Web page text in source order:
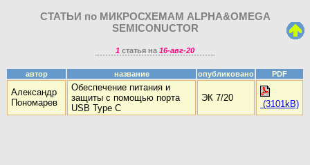
СТАТЬИ по МИКРОСХЕМАМ ALPHA&OMEGA
SEMICONUCTOR
1статья на 16-авг-20
автор название опубликовано PDF
Александр
Пономарев
Обеспечение питания и
защиты с помощью порта
USB Type C
ЭК 7/20
(3101kB)